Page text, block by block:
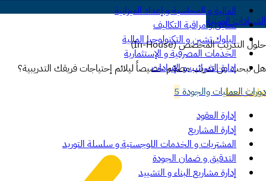
المالية و المحاسبة و إعداد الميزانية
تحليل و مراقبة التكاليف
البلوك تشين و التكنولوجيا المالية
الخدمات المصرفية و الإستثمارية
إدارة الضرائب و الإيرادات
دورات العمليات والجودة5
إدارة العقود
إدارة المشاريع
المشتريات و الخدمات اللوجستية و سلسلة التوريد
التدقيق و ضمان الجودة
إدارة مشاريع البناء و التشييد
الشهادات المهنية
حلول التدريب المخصص (In-House)
هل تبحث عن تدريب مصمّم خصيصاً ليلائم إحتياجات فريقك التدريبية؟
تواصل معنا